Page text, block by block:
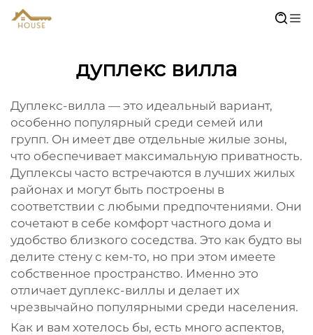
дуплекс вилла
Дуплекс-вилла — это идеальный вариант,
особенно популярный среди семей или
групп. Он имеет две отдельные жилые зоны,
что обеспечивает максимальную приватность.
Дуплексы часто встречаются в лучших жилых
районах и могут быть построены в
соответствии с любыми предпочтениями. Они
сочетают в себе комфорт частного дома и
удобство близкого соседства. Это как будто вы
делите стену с кем-то, но при этом имеете
собственное пространство. Именно это
отличает дуплекс-виллы и делает их
чрезвычайно популярными среди населения.
Как и вам хотелось бы, есть много аспектов,